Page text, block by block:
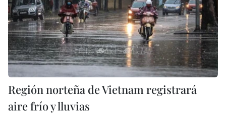
Región norteña de Vietnam registrará
aire frío y lluvias